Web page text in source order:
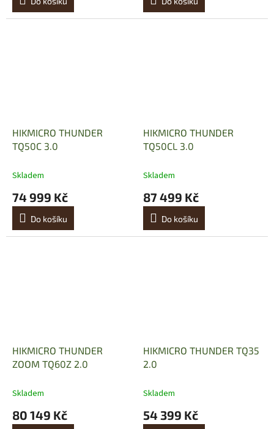
HIKMICRO THUNDER
TQ50C 3.0
Skladem
74 999 Kč
Do košíku
HIKMICRO THUNDER
TQ50CL 3.0
Skladem
87 499 Kč
Do košíku
HIKMICRO THUNDER
ZOOM TQ60Z 2.0
Skladem
80 149 Kč
HIKMICRO THUNDER TQ35
2.0
Skladem
54 399 Kč